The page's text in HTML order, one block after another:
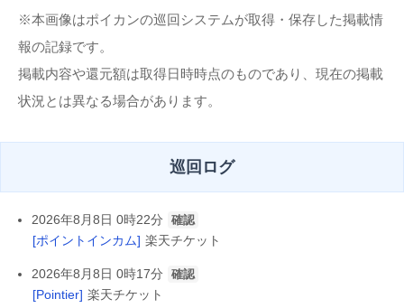
※本画像はポイカンの巡回システムが取得・保存した掲載情
報の記録です。
掲載内容や還元額は取得日時時点のものであり、現在の掲載
状況とは異なる場合があります。
巡回ログ
2026年8月8日 0時22分 確認
[ポイントインカム] 楽天チケット
2026年8月8日 0時17分 確認
[Pointier] 楽天チケット